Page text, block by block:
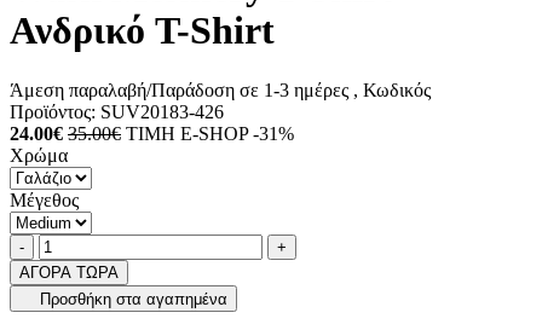
Ανδρικό T-Shirt
Άμεση παραλαβή/Παράδοση σε 1-3 ημέρες , Κωδικός
Προϊόντος: SUV20183-426
24.00€ 35.00€ ΤΙΜΗ E-SHOP -31%
Χρώμα
Μέγεθος
Ποσότητα
-product.increase.quantity +
ΑΓΟΡΑ ΤΩΡΑ
Προσθήκη στα αγαπημένα